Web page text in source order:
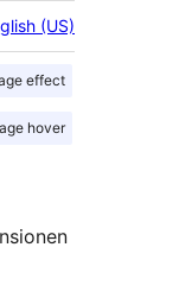
(US)
effect
hover